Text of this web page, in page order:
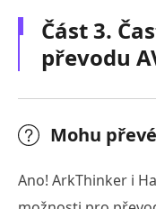
Část 3.
převodu
Mohu
Ano! ArkThinker i